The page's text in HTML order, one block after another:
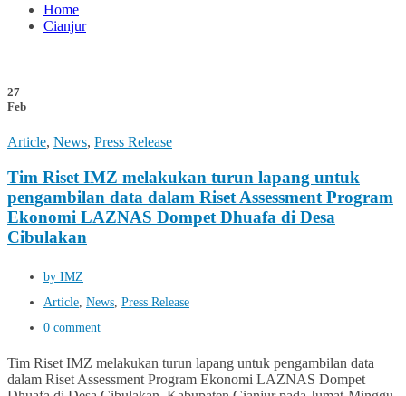
Home
Cianjur
27
Feb
Article, News, Press Release
Tim Riset IMZ melakukan turun lapang untuk
pengambilan data dalam Riset Assessment Program
Ekonomi LAZNAS Dompet Dhuafa di Desa
Cibulakan
by IMZ
Article News Press Release
0 comment
Tim Riset IMZ melakukan turun lapang untuk pengambilan data
dalam Riset Assessment Program Ekonomi LAZNAS Dompet